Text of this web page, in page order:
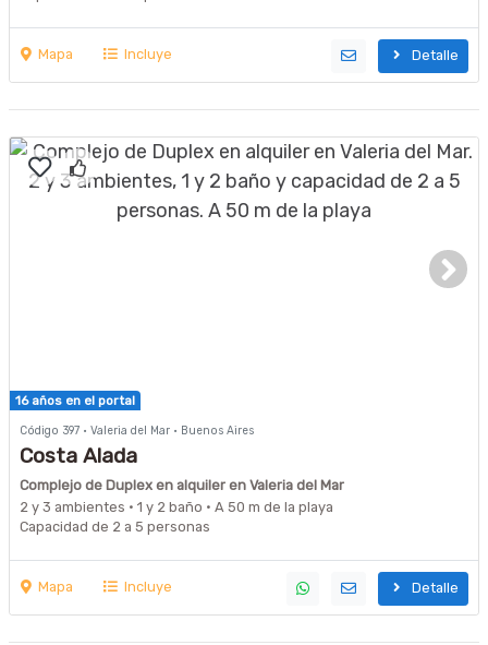
Mapa Incluye Detalle
16 años en el portal
Código 397 · Valeria del Mar · Buenos Aires
Costa Alada
Complejo de Duplex en alquiler en Valeria del Mar
2 y 3 ambientes · 1 y 2 baño · A 50 m de la playa
Capacidad de 2 a 5 personas
Mapa Incluye Detalle